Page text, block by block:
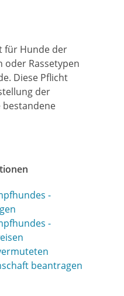
für Hunde der
oder Rassetypen
Diese Pflicht
der
bestandene
-
-
beantragen